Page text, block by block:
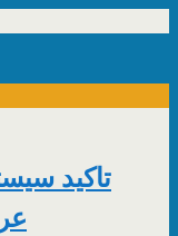
تاکید